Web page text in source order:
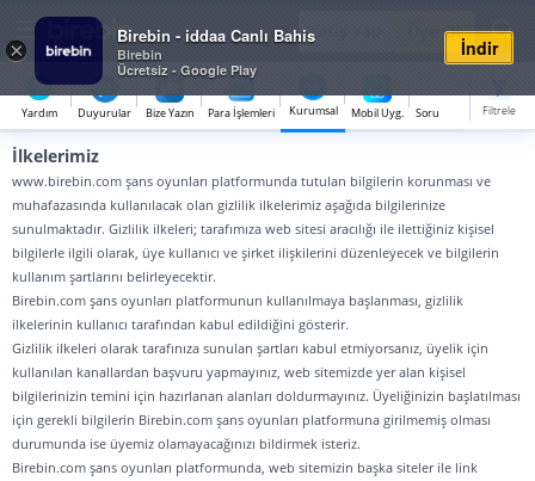
×
Birebin - iddaa Canlı Bahis
Birebin
Ücretsiz - Google Play
İndir
Giriş Yap Üye Ol
Yardım Duyurular Bize Yazın Para İşlemleri Kurumsal Mobil Uyg. Sorumlu BahisFiltrele
Hakkımızda
Üyelik Sözleşmesi
Gizlilik
Kişisel Veri
Açık Rıza
İletişim
İlkelerimiz
www.birebin.com şans oyunları platformunda tutulan bilgilerin korunması ve
muhafazasında kullanılacak olan gizlilik ilkelerimiz aşağıda bilgilerinize
sunulmaktadır. Gizlilik ilkeleri; tarafımıza web sitesi aracılığı ile ilettiğiniz kişisel
bilgilerle ilgili olarak, üye kullanıcı ve şirket ilişkilerini düzenleyecek ve bilgilerin
kullanım şartlarını belirleyecektir.
Birebin.com şans oyunları platformunun kullanılmaya başlanması, gizlilik
ilkelerinin kullanıcı tarafından kabul edildiğini gösterir.
Gizlilik ilkeleri olarak tarafınıza sunulan şartları kabul etmiyorsanız, üyelik için
kullanılan kanallardan başvuru yapmayınız, web sitemizde yer alan kişisel
bilgilerinizin temini için hazırlanan alanları doldurmayınız. Üyeliğinizin başlatılması
için gerekli bilgilerin Birebin.com şans oyunları platformuna girilmemiş olması
durumunda ise üyemiz olamayacağınızı bildirmek isteriz.
Birebin.com şans oyunları platformunda, web sitemizin başka siteler ile link